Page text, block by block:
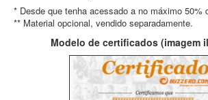
* Desde que tenha acessado a no máximo 50%
** Material opcional, vendido separadamente.
Modelo de certificados (imagem